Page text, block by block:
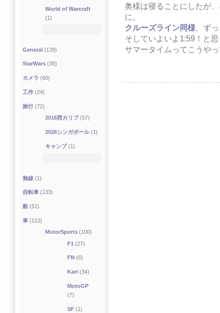
奥様は寝ることにしたが
に。
クルーズライン同様 、ず
そしていよいよ1:59！と
サマータイムってこうや
World of Warcraft
(1)
General (139)
StarWars (35)
カメラ (60)
工作 (24)
旅行 (72)
2016西カリブ(57)
2026シンガポール(1)
キャンプ(1)
無線 (1)
自転車 (133)
船 (51)
車 (112)
MotorSports(100)
F1 (27)
FN (6)
Kart (34)
MotoGP
(7)
SF (1)